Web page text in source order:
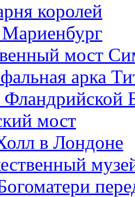
королей
мост
арка
мост
в Лондоне